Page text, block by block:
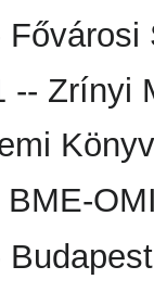
-- Zrínyi
BME-